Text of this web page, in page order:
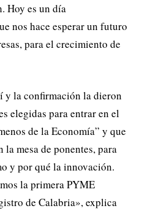
Hoy es un día
nos hace esperar un futuro
para el crecimiento de
y la confirmación la dieron
elegidas para entrar en el
de la Economía” y que
la mesa de ponentes, para
y por qué la innovación.
la primera PYME
de Calabria», explica